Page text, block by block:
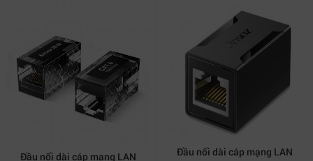
Đầu nối dài cáp mạng LAN
Đầu nối dài cáp mạng LAN